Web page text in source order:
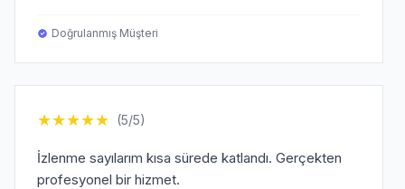
Doğrulanmış Müşteri
★★★★★ (5/5)
İzlenme sayılarım kısa sürede katlandı. Gerçekten
profesyonel bir hizmet.